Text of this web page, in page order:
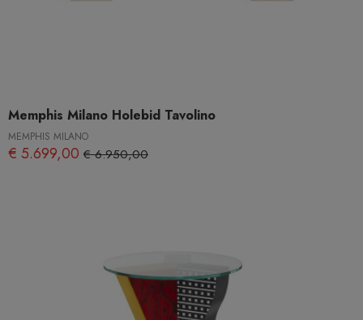
Memphis Milano Holebid Tavolino
MEMPHIS MILANO
€ 5.699,00 € 6.950,00